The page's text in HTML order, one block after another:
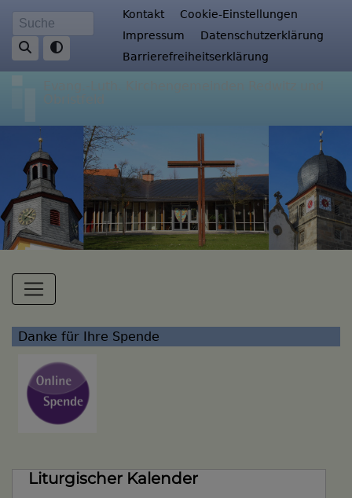
Direkt
zum
Inhalt
Suche Fußbereichsmenü
Kontakt
Cookie-Einstellungen
Impressum
Datenschutzerklärung
Barrierefreiheitserklärung
Hauptnavigation
Danke für Ihre Spende
Liturgischer Kalender